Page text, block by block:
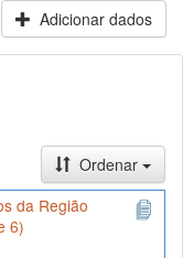
Adicionar dados
Ordenar
da Região
6)